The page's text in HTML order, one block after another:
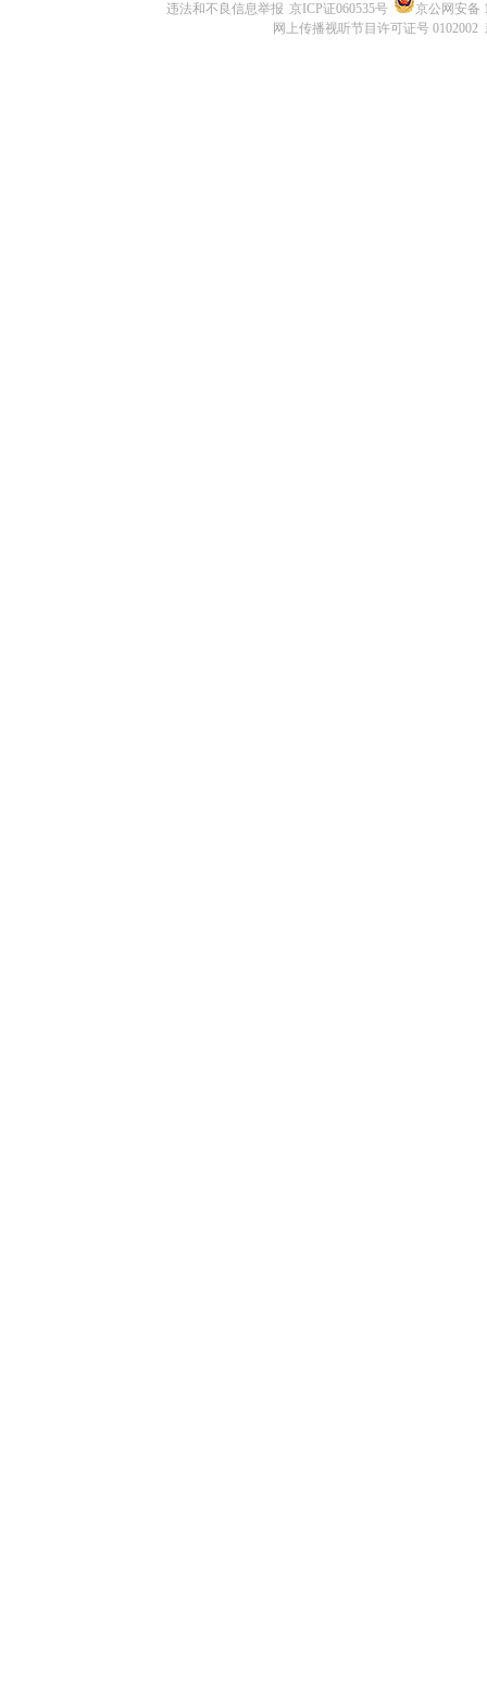
违法和不良信息举报 京ICP证060535号
京公网安备
网上传播视听节目许可证号 0102002